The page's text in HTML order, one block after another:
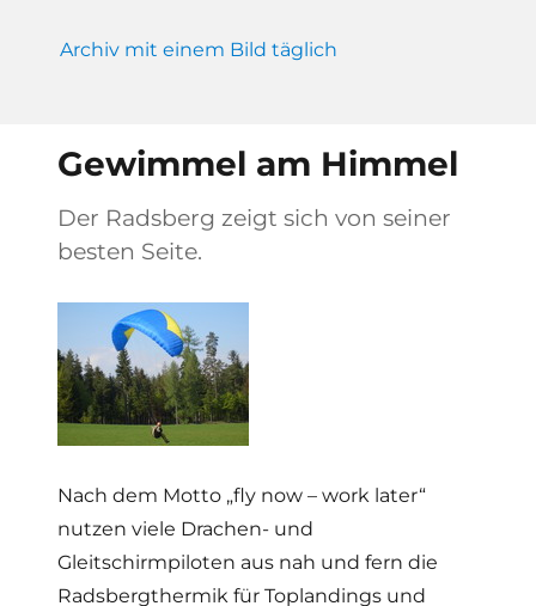
Archiv mit einem Bild täglich
Gewimmel am Himmel
Der Radsberg zeigt sich von seiner
besten Seite.
Nach dem Motto „fly now – work later“
nutzen viele Drachen- und
Gleitschirmpiloten aus nah und fern die
Radsbergthermik für Toplandings und